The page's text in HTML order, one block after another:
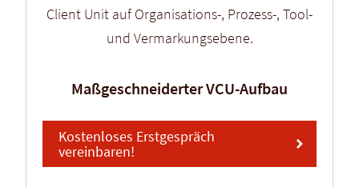
Client Unit auf Organisations-, Prozess-, Tool-
und Vermarkungsebene.
Maßgeschneiderter VCU-Aufbau
Kostenloses Erstgespräch
vereinbaren!